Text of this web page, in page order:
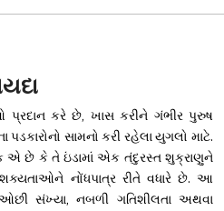
પ્રદાન કરે છે, ખાસ કરીને ગંભીર પુરુષ
પડકારોનો સામનો કરી રહેલા યુગલો માટે.
એ છે કે તે ઇંડામાં એક તંદુરસ્ત શુક્રાણુને
શક્યતાઓને નોંધપાત્ર રીતે વધારે છે. આ
સંખ્યા, નબળી ગતિશીલતા અથવા